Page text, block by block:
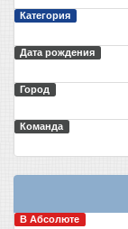
Категория
Дата рождения
Город
Команда
В Абсолюте